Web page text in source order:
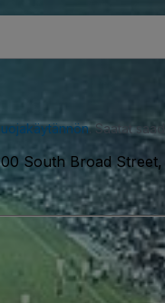
. Saatat
South Broad